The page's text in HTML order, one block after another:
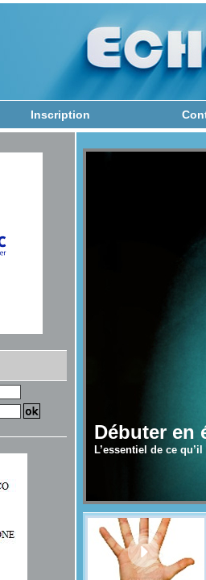
Inscription
Débuter en
L’essentiel de ce